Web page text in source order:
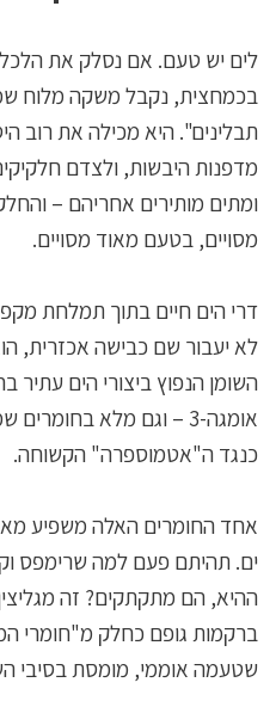
לים יש טעם. אם נסלק את
בכמחצית, נקבל משקה מלוח
תבלינים". היא מכילה את רוב
מדפנות היבשות, ולצדם
ומתים מותירים אחריהם –
מסויים, בטעם מאוד מסויים.
לא יעבור שם כבישה אכזרית,
השומן הנפוץ ביצורי הים עתיר
אומגה-3 – וגם מלא
כנגד ה"אטמוספרה" הקשוחה.
אחד החומרים האלה משפיע
ים. תהיתם פעם למה שרימפס
ההיא, הם מתקתקים? זה
ברקמות גופם כחלק מ"חומרי
שטעמה אוממי, מומסת בסיבי